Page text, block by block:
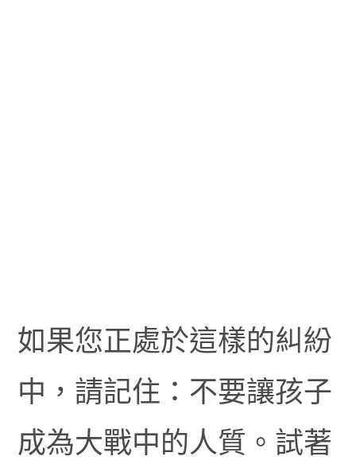
如果您正處於這樣的糾紛
中，請記住：不要讓孩子
成為大戰中的人質。試著